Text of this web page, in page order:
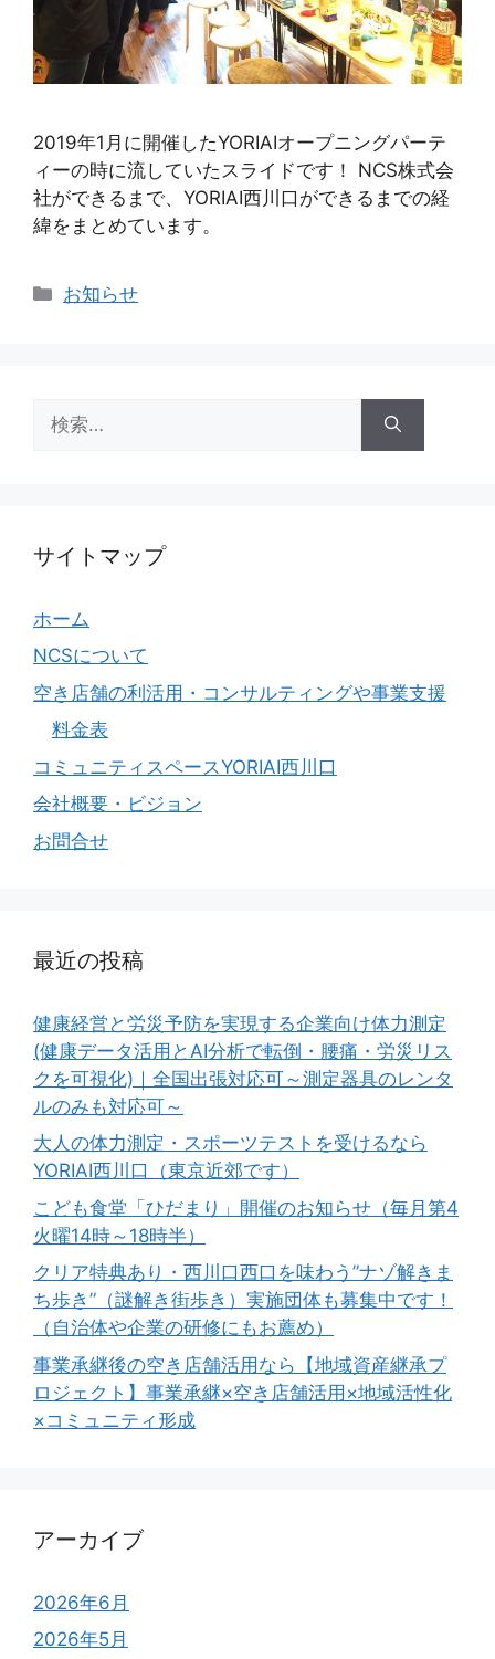
2019年1月に開催したYORIAIオープニングパーテ
ィーの時に流していたスライドです！ NCS株式会
社ができるまで、YORIAI西川口ができるまでの経
緯をまとめています。
カ
お知らせ
索:
サイトマップ
ホーム
NCSについて
空き店舗の利活用・コンサルティングや事業支援
料金表
コミュニティスペースYORIAI西川口
会社概要・ビジョン
お問合せ
最近の投稿
健康経営と労災予防を実現する企業向け体力測定
(健康データ活用とAI分析で転倒・腰痛・労災リス
クを可視化)｜全国出張対応可～測定器具のレンタ
ルのみも対応可～
大人の体力測定・スポーツテストを受けるなら
YORIAI西川口（東京近郊です）
こども食堂「ひだまり」開催のお知らせ（毎月第4
火曜14時～18時半）
クリア特典あり・西川口西口を味わう”ナゾ解きま
ち歩き”（謎解き街歩き）実施団体も募集中です！
（自治体や企業の研修にもお薦め）
事業承継後の空き店舗活用なら【地域資産継承プ
ロジェクト】事業承継×空き店舗活用×地域活性化
×コミュニティ形成
アーカイブ
2026年6月
2026年5月